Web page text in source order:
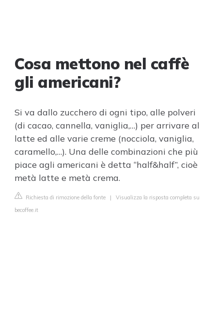
Cosa mettono nel caffè
gli americani?
Si va dallo zucchero di ogni tipo, alle polveri
(di cacao, cannella, vaniglia,…) per arrivare al
latte ed alle varie creme (nocciola, vaniglia,
caramello,…). Una delle combinazioni che più
piace agli americani è detta “half&half”, cioè
metà latte e metà crema.
Richiesta di rimozione della fonte | Visualizza la risposta completa su
becoffee.it